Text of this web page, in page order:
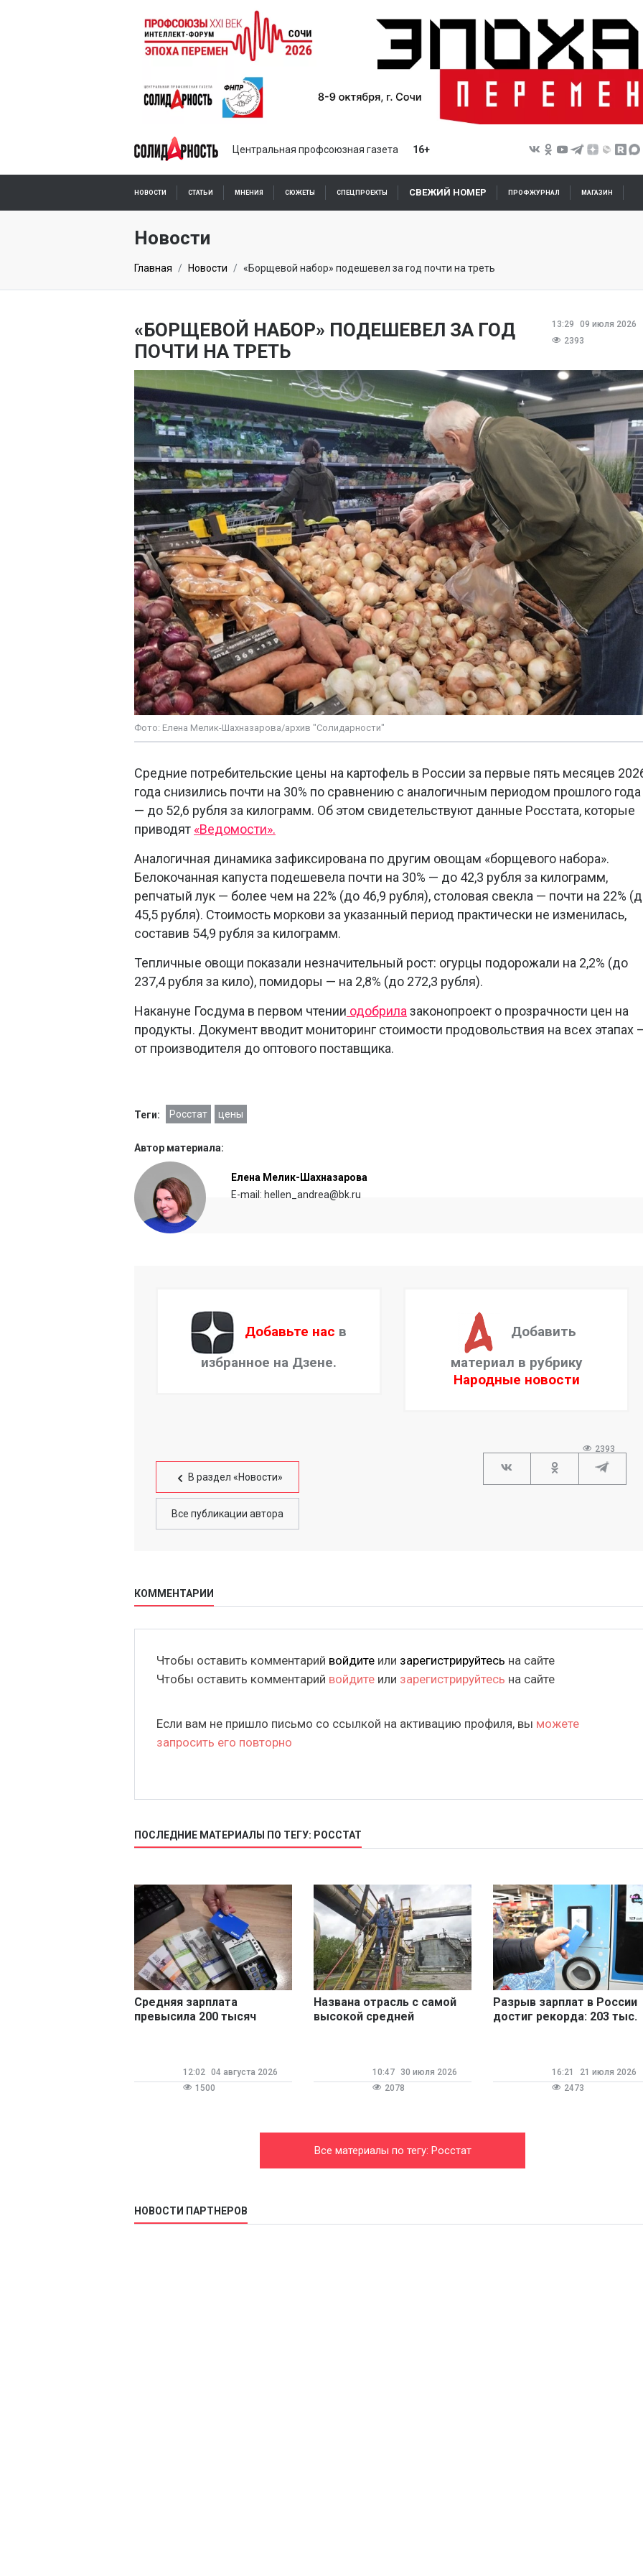
Центральная профсоюзная газета 16+
НОВОСТИ СТАТЬИ МНЕНИЯ СЮЖЕТЫ СПЕЦПРОЕКТЫ СВЕЖИЙ НОМЕР ПРОФЖУРНАЛ МАГАЗИН
ПОДПИСКА ОНЛАЙН
Новости
Главная Новости «Борщевой набор» подешевел за год почти на треть
13:29
09 июля 2026
2393
«БОРЩЕВОЙ НАБОР» ПОДЕШЕВЕЛ ЗА ГОД
ПОЧТИ НА ТРЕТЬ
Фото: Елена Мелик-Шахназарова/архив "Солидарности"
Средние потребительские цены на картофель в России за первые пять месяцев
года снизились почти на 30% по сравнению с аналогичным периодом прошлого года
— до 52,6 рубля за килограмм. Об этом свидетельствуют данные Росстата, которые
приводят «Ведомости».
Аналогичная динамика зафиксирована по другим овощам «борщевого набора».
Белокочанная капуста подешевела почти на 30% — до 42,3 рубля за килограмм,
репчатый лук — более чем на 22% (до 46,9 рубля), столовая свекла — почти на 22%
45,5 рубля). Стоимость моркови за указанный период практически не изменилась,
составив 54,9 рубля за килограмм.
Тепличные овощи показали незначительный рост: огурцы подорожали на 2,2% (до
237,4 рубля за кило), помидоры — на 2,8% (до 272,3 рубля).
Накануне Госдума в первом чтении одобрилазаконопроект о прозрачности цен на
продукты. Документ вводит мониторинг стоимости продовольствия на всех этапах
от производителя до оптового поставщика.
Теги: Росстат цены
Автор материала:
Елена Мелик-Шахназарова
E-mail: hellen_andrea@bk.ru
Добавьте нас в
избранное на Дзене.
Добавить
материал в рубрику
Народные новости
В раздел «Новости»
Все публикации автора
2393
КОММЕНТАРИИ
Чтобы оставить комментарий войдите или зарегистрируйтесь на сайте
Чтобы оставить комментарий войдите или зарегистрируйтесь на сайте
Если вам не пришло письмо со ссылкой на активацию профиля, вы можете
запросить его повторно
ПОСЛЕДНИЕ МАТЕРИАЛЫ ПО ТЕГУ: РОССТАТ
Средняя зарплата
превысила 200 тысяч
12:02 04 августа 2026
1500
Названа отрасль с самой
высокой средней
10:47
30 июля 2026
2078
Разрыв зарплат в России
достиг рекорда: 203 тыс.
16:21
21 июля 2026
2473
Все материалы по тегу: Росстат
НОВОСТИ ПАРТНЕРОВ